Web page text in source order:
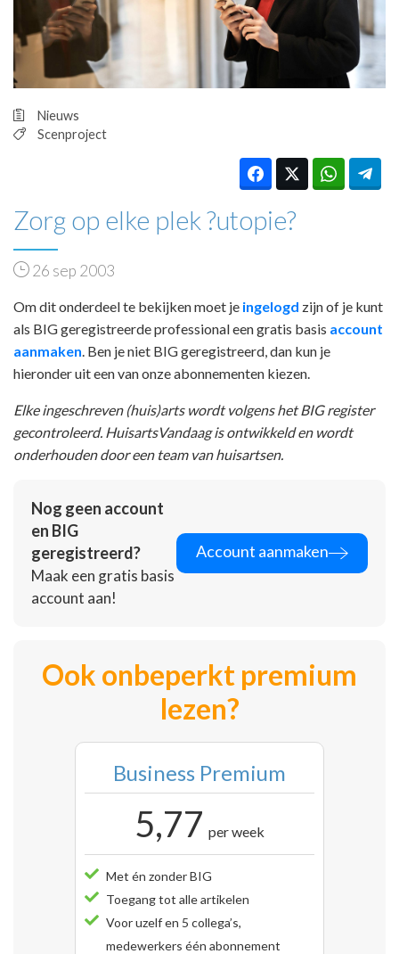
PRAKTIJKZAKEN
TARIEVEN
VPHUISARTSEN
INLOGGEN
Nieuws
Scenproject
Zorg op elke plek ?utopie?
26 sep 2003
Om dit onderdeel te bekijken moet je ingelogd zijn of je kunt
als BIG geregistreerde professional een gratis basis account
aanmaken . Ben je niet BIG geregistreerd, dan kun je
hieronder uit een van onze abonnementen kiezen.
Elke ingeschreven (huis)arts wordt volgens het BIG register
gecontroleerd. HuisartsVandaag is ontwikkeld en wordt
onderhouden door een team van huisartsen.
Nog geen account
en BIG
geregistreerd?
Maak een gratis basis
account aan!
Account aanmaken
Ook onbeperkt premium
lezen?
Business Premium
5,77 per week
Met én zonder BIG
Toegang tot alle artikelen
Voor uzelf en 5 collega’s,
medewerkers één abonnement